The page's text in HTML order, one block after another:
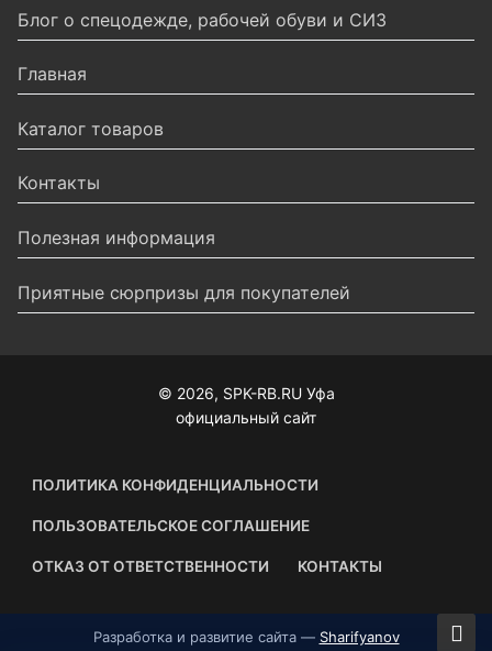
Блог о спецодежде, рабочей обуви и СИЗ
Главная
Каталог товаров
Контакты
Полезная информация
Приятные сюрпризы для покупателей
© 2026, SPK-RB.RU Уфа
официальный сайт
ПОЛИТИКА КОНФИДЕНЦИАЛЬНОСТИ
ПОЛЬЗОВАТЕЛЬСКОЕ СОГЛАШЕНИЕ
ОТКАЗ ОТ ОТВЕТСТВЕННОСТИ КОНТАКТЫ
Разработка и развитие сайта — Sharifyanov